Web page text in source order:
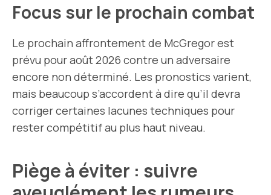
Focus sur le prochain combat
Le prochain affrontement de McGregor est
prévu pour août 2026 contre un adversaire
encore non déterminé. Les pronostics varient,
mais beaucoup s’accordent à dire qu’il devra
corriger certaines lacunes techniques pour
rester compétitif au plus haut niveau.
Piège à éviter : suivre